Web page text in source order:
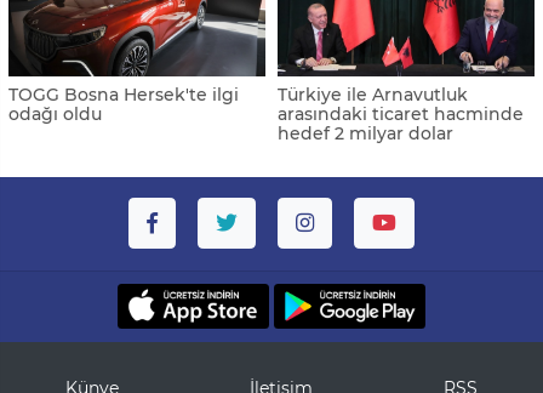
TOGG Bosna Hersek'te ilgi
odağı oldu
Türkiye ile Arnavutluk
arasındaki ticaret hacminde
hedef 2 milyar dolar
Künye İletişim RSS